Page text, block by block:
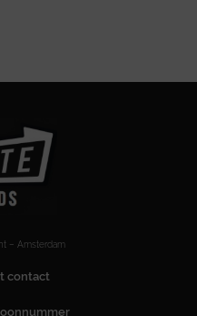
– Amsterdam
contact